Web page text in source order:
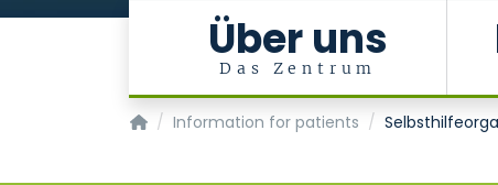
Über uns
Das Zentrum
Center for Human Genetics and Genomic
Information for patients